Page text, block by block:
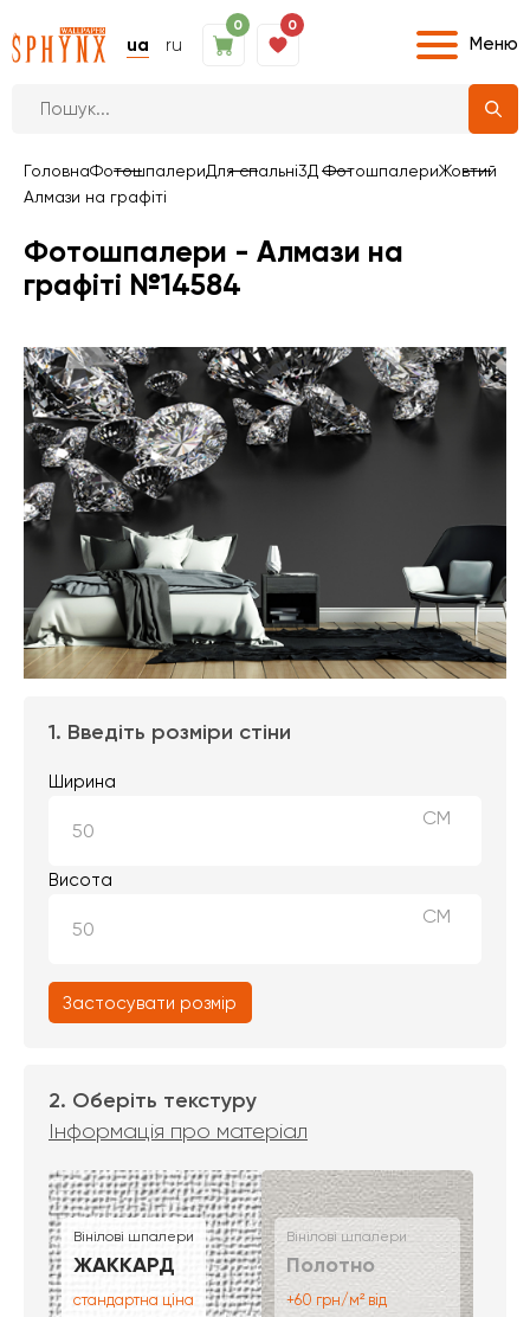
ua ru
0 0
Меню
ГоловнаФотошпалериДля спальні3Д ФотошпалериЖовтий
Алмази на графіті
Фотошпалери - Алмази на
графіті №14584
1. Введіть розміри стіни
Ширина
СМ
Висота
СМ
Застосувати розмір
2. Оберіть текстуру
Інформація про матеріал
Вінілові шпалери
ЖАККАРД
стандартна ціна
Вінілові шпалери
Полотно
+60 грн/м² від